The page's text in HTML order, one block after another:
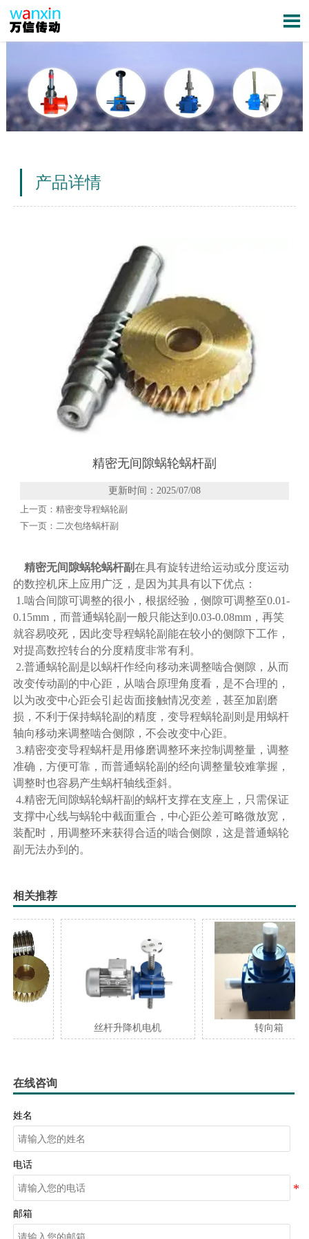

产品详情
精密无间隙蜗轮蜗杆副
更新时间：2025/07/08
上一页： 精密变导程蜗轮副
下一页： 二次包络蜗杆副
精密无间隙蜗轮蜗杆副在具有旋转进给运动或分度运动
的数控机床上应用广泛，是因为其具有以下优点：
1.啮合间隙可调整的很小，根据经验，侧隙可调整至0.01-
0.15mm，而普通蜗轮副一般只能达到0.03-0.08mm，再笑
就容易咬死，因此变导程蜗轮副能在较小的侧隙下工作，
对提高数控转台的分度精度非常有利。
2.普通蜗轮副是以蜗杆作经向移动来调整啮合侧隙，从而
改变传动副的中心距，从啮合原理角度看，是不合理的，
以为改变中心距会引起齿面接触情况变差，甚至加剧磨
损，不利于保持蜗轮副的精度，变导程蜗轮副则是用蜗杆
轴向移动来调整啮合侧隙，不会改变中心距。
3.精密变变导程蜗杆是用修磨调整环来控制调整量，调整
准确，方便可靠，而普通蜗轮副的经向调整量较难掌握，
调整时也容易产生蜗杆轴线歪斜。
4.精密无间隙蜗轮蜗杆副的蜗杆支撑在支座上，只需保证
支撑中心线与蜗轮中截面重合，中心距公差可略微放宽，
装配时，用调整环来获得合适的啮合侧隙，这是普通蜗轮
副无法办到的。
相关推荐
丝杆升降机电机
在线咨询
姓名
电话
邮箱